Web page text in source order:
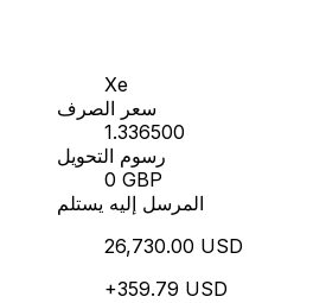
Xe
سعر الصرف
1.336500
رسوم التحويل
0 GBP
المرسل إليه يستلم
26,730.00 USD
+359.79 USD